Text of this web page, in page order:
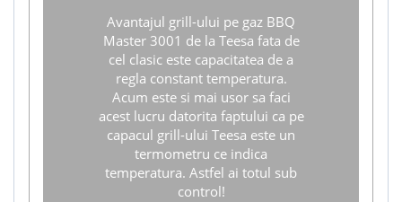
Avantajul grill-ului pe gaz BBQ
Master 3001 de la Teesa fata de
cel clasic este capacitatea de a
regla constant temperatura.
Acum este si mai usor sa faci
acest lucru datorita faptului ca pe
capacul grill-ului Teesa este un
termometru ce indica
temperatura. Astfel ai totul sub
control!